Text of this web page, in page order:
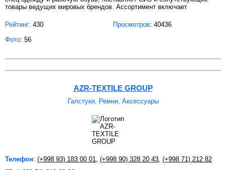
товары ведущих мировых брендов. Ассортимент включает
Рейтинг: 430 Просмотров: 40436
Фото: 56
AZR-TEXTILE GROUP
Галстуки, Ремни, Аксессуары
Телефон: (+998 93) 183 00 01, (+998 90) 328 20 43, (+998 71) 212 82